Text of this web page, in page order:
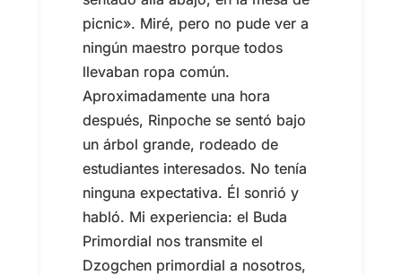
picnic». Miré, pero no pude ver a
ningún maestro porque todos
llevaban ropa común.
Aproximadamente una hora
después, Rinpoche se sentó bajo
un árbol grande, rodeado de
estudiantes interesados. No tenía
ninguna expectativa. Él sonrió y
habló. Mi experiencia: el Buda
Primordial nos transmite el
Dzogchen primordial a nosotros,